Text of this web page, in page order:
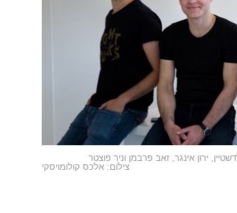
צילום: אלכס קולומויסקי